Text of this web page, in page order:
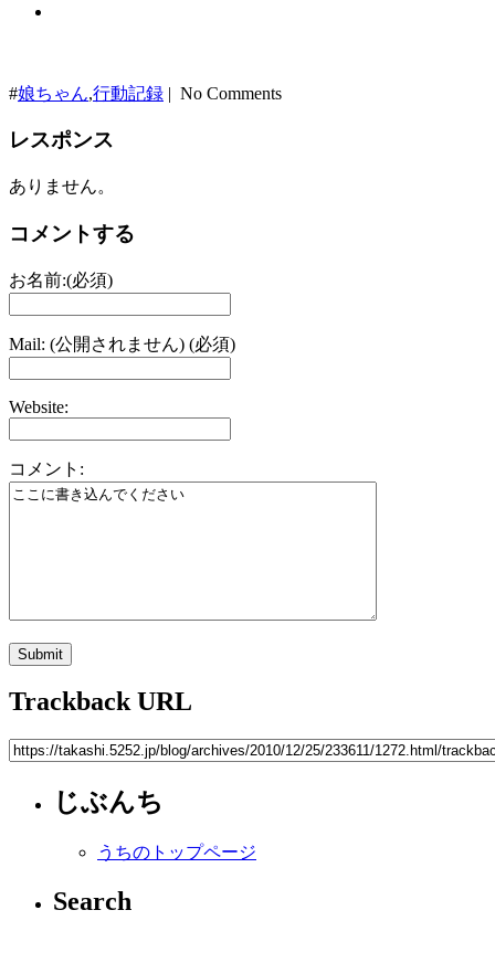
#娘ちゃん,行動記録 | No Comments
レスポンス
ありません。
コメントする
お名前:(必須)
Mail: (公開されません) (必須)
Website:
コメント:
Trackback URL
じぶんち
うちのトップページ
Search